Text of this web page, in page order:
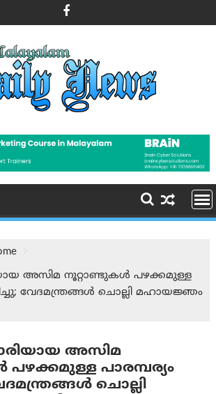
അസിമ നൂറ്റാണ്ടുകൾ പഴക്കമുള്ള
വേദമന്ത്രങ്ങൾ ചൊല്ലി മഹായജ്ഞം
അസിമ
പാരമ്പര്യം
ചൊല്ലി